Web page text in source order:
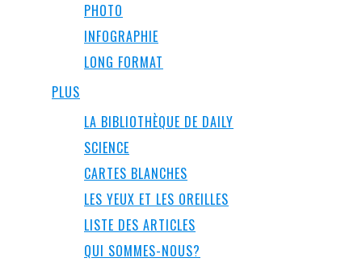
PHOTO
INFOGRAPHIE
LONG FORMAT
PLUS
LA BIBLIOTHÈQUE DE DAILY
SCIENCE
CARTES BLANCHES
LES YEUX ET LES OREILLES
LISTE DES ARTICLES
QUI SOMMES-NOUS?